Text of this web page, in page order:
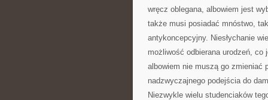
wręcz oblegana, albowiem jest
także musi posiadać mnóstwo,
antykoncepcyjny. Niesłychanie
możliwość odbierana urodzeń, co
albowiem nie muszą go zmieniać
nadzwyczajnego podejścia do
Niezwykle wielu studenciaków